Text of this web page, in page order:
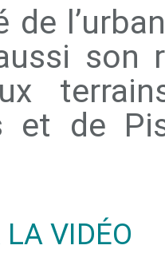
de
son
et de
LA VIDÉO